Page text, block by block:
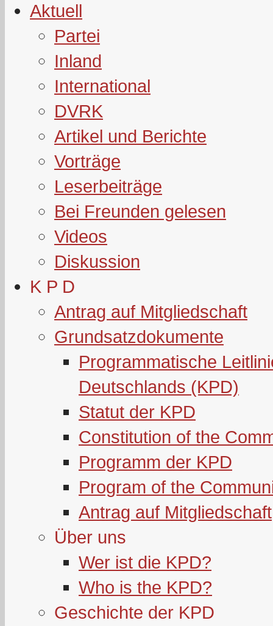
Aktuell
Partei
Inland
International
DVRK
Artikel und Berichte
Vorträge
Leserbeiträge
Bei Freunden gelesen
Videos
Diskussion
K P D
Antrag auf Mitgliedschaft
Grundsatzdokumente
Programmatische
Deutschlands (KPD)
Statut der KPD
Constitution of the
Programm der KPD
Program of the
Antrag auf Mitgliedschaft
Über uns
Wer ist die KPD?
Who is the KPD?
Geschichte der KPD